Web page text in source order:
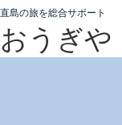
直島の旅を総合サポート
おうぎや